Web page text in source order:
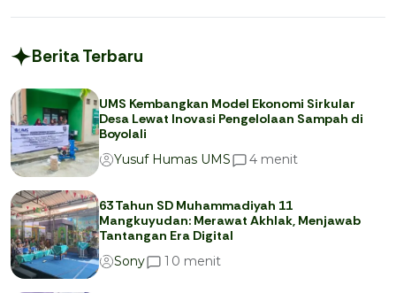
Berita Terbaru
UMS Kembangkan Model Ekonomi Sirkular
Desa Lewat Inovasi Pengelolaan Sampah di
Boyolali
Yusuf Humas UMS
4 menit
63 Tahun SD Muhammadiyah 11
Mangkuyudan: Merawat Akhlak, Menjawab
Tantangan Era Digital
Sony
1 0 menit